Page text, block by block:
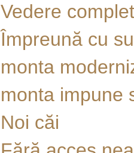
Vedere
Împreună cu
monta
monta impune
Noi căi